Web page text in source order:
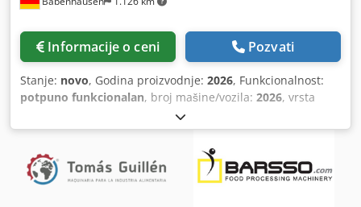
Informacije o ceni Pozvati
Stanje: novo, Godina proizvodnje: 2026, Funkcionalnost:
potpuno funkcionalan, broj mašine/vozila: 2026, vrsta
, ukupna dužina:
širina:1.300 mm, ukupna visina:2.000 mm, ukupna
, trajanje garancije: 12 meseci
visina proizvoda: 2.000 mm , širina proizvoda (min.):1.300
mm, ulazni napon:400 V, ulazna frekvencija:50 Hz, DGUV